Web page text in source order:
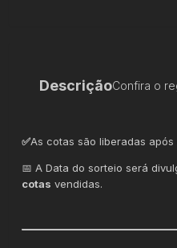
DescriçãoConfira o
✅As cotas são liberadas após
📅 A Data do sorteio será
cotas vendidas.